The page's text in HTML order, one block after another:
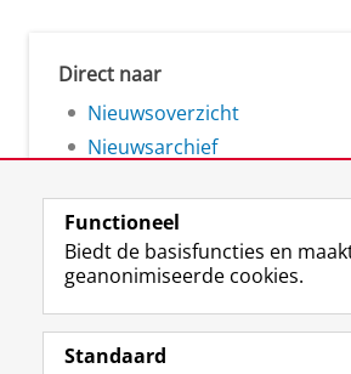
Direct naar
Nieuwsoverzicht
Nieuwsarchief
Volg de RUG
F
a
L
i
Functioneel
Biedt de basisfuncties en
geanonimiseerde cookies.
Standaard